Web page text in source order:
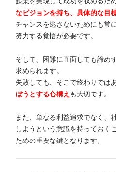
なビジョンを持ち、具体的な目
チャンスを逃さないためにも常
努力する覚悟が必要です。
そして、困難に直面しても諦めず
求められます。
失敗しても、そこで終わりでは
ぼうとする心構え も大切です。
また、単なる利益追求でなく、
しようという意識を持っておく
ための重要な鍵となります。